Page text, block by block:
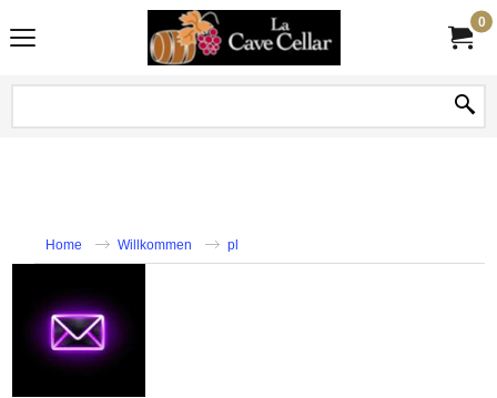
0
Home Willkommen pl